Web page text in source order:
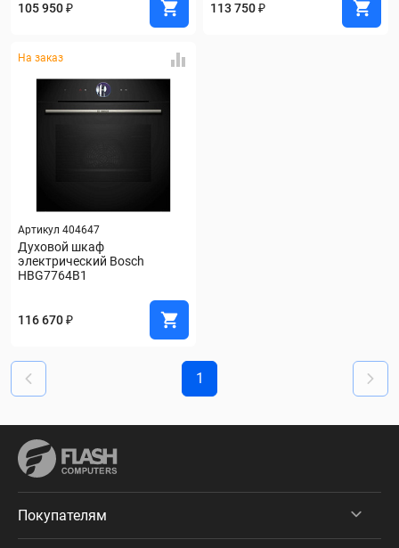
105 950 ₽ 113 750 ₽
На заказ
Артикул 404647
Духовой шкаф
электрический Bosch
HBG7764B1
116 670 ₽
1
Покупателям